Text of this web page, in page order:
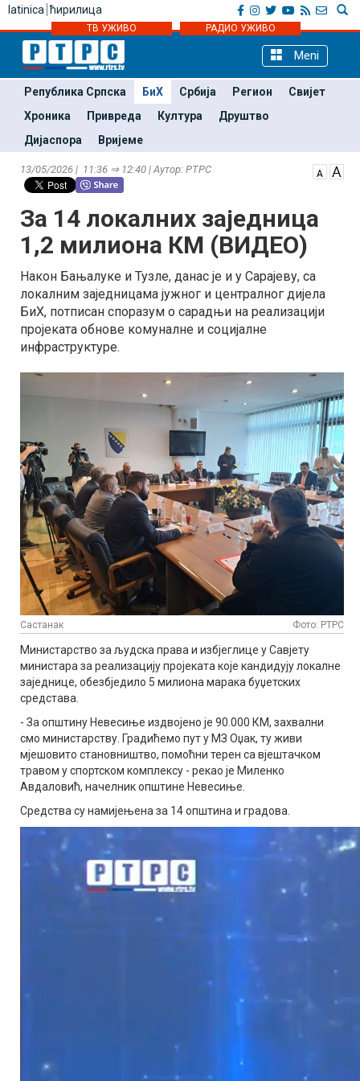
latinica ћирилица
ТВ УЖИВО РАДИО УЖИВО
Meni
Република Српска БиХ Србија Регион
Свијет
Хроника
Привреда Култура
Друштво
Дијаспора
Вријеме
13/05/2026 | 11:36 ⇒ 12:40 | Аутор: РТРС
За 14 локалних заједница
1,2 милиона КМ (ВИДЕО)
Након Бањалуке и Тузле, данас је и у Сарајеву, са
локалним заједницама јужног и централног дијела
БиХ, потписан споразум о сарадњи на реализацији
пројеката обнове комуналне и социјалне
инфраструктуре.
Састанак Фото: РТРС
Министарство за људска права и избјеглице у Савјету
министара за реализацију пројеката које кандидују локалне
заједнице, обезбједило 5 милиона марака буџетских
средстава.
- За општину Невесиње издвојено је 90.000 КМ, захвални
смо министарству. Градићемо пут у МЗ Оџак, ту живи
мјешовито становништво, помоћни терен са вјештачком
травом у спортском комплексу - рекао је Миленко
Авдаловић, начелник општине Невесиње.
Средства су намијењена за 14 општина и градова.